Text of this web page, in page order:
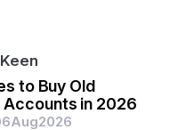
ପ୍ରତ୍ୟେକ ଦ୍ୱାପର
ସଂଗ୍ରହ ଓ
ଭାବେ ପରିଚିତ ।
ବୋଲି କଥିତ ।
to Buy Old
Accounts in 2026
Aug2026